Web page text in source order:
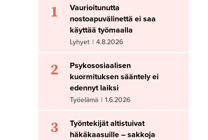
1
Vaurioitunutta
nostoapuvälinettä ei saa
käyttää työmaalla
Lyhyet | 4.8.2026
2
Psykososiaalisen
kuormituksen sääntely ei
edennyt laiksi
Työelämä | 1.6.2026
3
Työntekijät altistuivat
häkäkaasuille – sakkoja